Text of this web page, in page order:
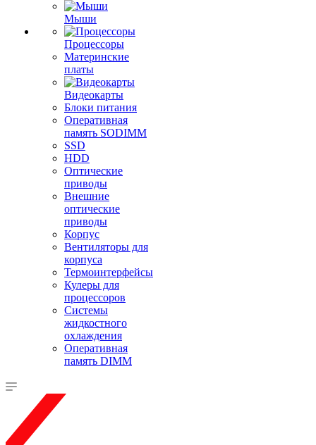
Мыши
Процессоры
Материнские
платы
Видеокарты
Блоки питания
Оперативная
память SODIMM
SSD
HDD
Оптические
приводы
Внешние
оптические
приводы
Корпус
Вентиляторы для
корпуса
Термоинтерфейсы
Кулеры для
процессоров
Системы
жидкостного
охлаждения
Оперативная
память DIMM